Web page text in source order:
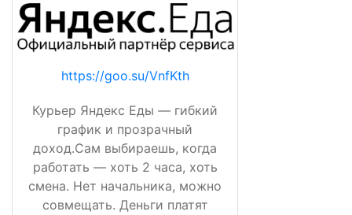
https://goo.su/VnfKth
Курьер Яндекс Еды — гибкий
график и прозрачный
доход.Сам выбираешь, когда
работать — хоть 2 часа, хоть
смена. Нет начальника, можно
совмещать. Деньги платят